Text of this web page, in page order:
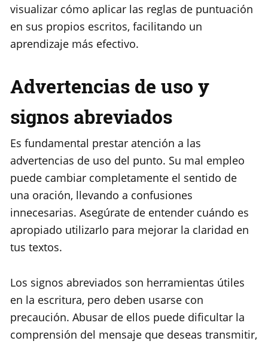
visualizar cómo aplicar las reglas de puntuación
en sus propios escritos, facilitando un
aprendizaje más efectivo.
Advertencias de uso y
signos abreviados
Es fundamental prestar atención a las
advertencias de uso del punto. Su mal empleo
puede cambiar completamente el sentido de
una oración, llevando a confusiones
innecesarias. Asegúrate de entender cuándo es
apropiado utilizarlo para mejorar la claridad en
tus textos.
Los signos abreviados son herramientas útiles
en la escritura, pero deben usarse con
precaución. Abusar de ellos puede dificultar la
comprensión del mensaje que deseas transmitir,